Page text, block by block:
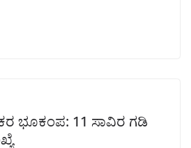
ಭೂಕಂಪ: 11 ಸಾವಿರ ಗಡಿ